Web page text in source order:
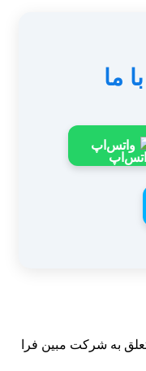
ما
واتس‌اپ
به شرکت مبین فرا